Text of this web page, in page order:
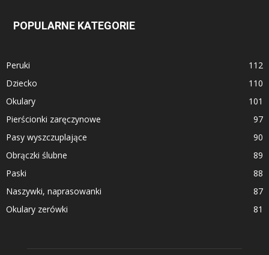
POPULARNE KATEGORIE
Peruki
112
Dziecko
110
Okulary
101
Pierścionki zaręczynowe
97
Pasy wyszczuplające
90
Obrączki ślubne
89
Paski
88
Naszywki, naprasowanki
87
Okulary zerówki
81